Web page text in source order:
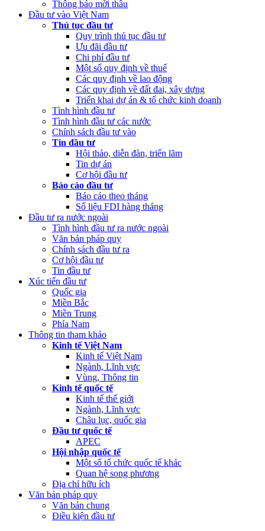
sách nhà nước năm 2022 cùa Trung tâm Xúc tiến đầu tư phía Bắc
(Thứ Sáu, 24/02/2023 05:43) Việt Nam, Bỉ thúc đẩy hợp tác đổi
Thông báo mời thầu
Đầu tư vào Việt Nam
Thủ tục đầu tư
Quy trình thủ tục đầu tư
Ưu đãi đầu tư
Chi phí đầu tư
Một số quy định về thuế
Các quy định về lao động
Các quy định về đất đai, xây dựng
Triển khai dự án & tổ chức kinh doanh
Tình hình đầu tư
Tình hình đầu tư các nước
Chính sách đầu tư vào
Tin đầu tư
Hội thảo, diễn đàn, triển lãm
Tin dự án
Cơ hội đầu tư
Báo cáo đầu tư
Báo cáo theo tháng
Số liệu FDI hàng tháng
Đầu tư ra nước ngoài
Tình hình đầu tư ra nước ngoài
Văn bản pháp quy
Chính sách đầu tư ra
Cơ hội đầu tư
Tin đầu tư
Xúc tiến đầu tư
Quốc gia
Miền Bắc
Miền Trung
Phía Nam
Thông tin tham khảo
Kinh tế Việt Nam
Kinh tế Việt Nam
Ngành, Lĩnh vực
Vùng, Thông tin
Kinh tế quốc tế
Kinh tế thế giới
Ngành, Lĩnh vực
Châu lục, quốc gia
Đầu tư quốc tế
APEC
Hội nhập quốc tế
Một số tổ chức quốc tế khác
Quan hệ song phương
Địa chỉ hữu ích
Văn bản pháp quy
Văn bản chung
Điều kiện đầu tư